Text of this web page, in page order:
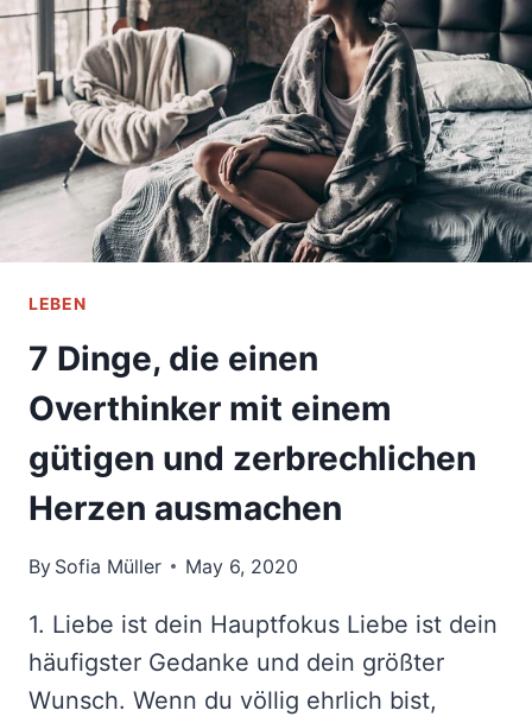
WAS
DER
FALSCHE
ÄNDERN
WOLLTE
LEBEN
7 Dinge, die einen
Overthinker mit einem
gütigen und zerbrechlichen
Herzen ausmachen
By Sofia Müller May 6, 2020
1. Liebe ist dein Hauptfokus Liebe ist dein
häufigster Gedanke und dein größter
Wunsch. Wenn du völlig ehrlich bist,